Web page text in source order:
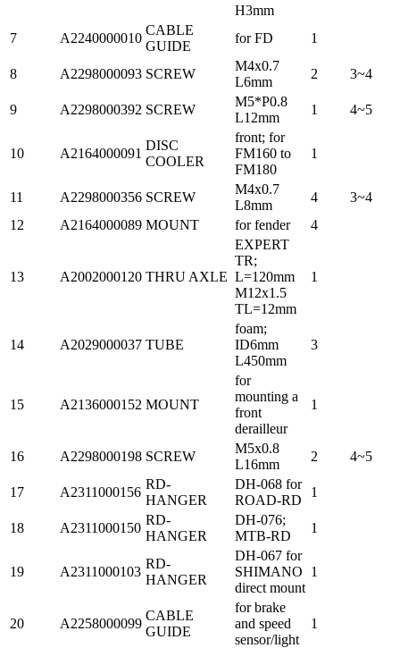
H3mm
7 A2240000010
CABLE
GUIDE
for FD 1
8 A2298000093 SCREW
M4x0.7
L6mm
2 3~4
9 A2298000392 SCREW
M5*P0.8
L12mm
1 4~5
10 A2164000091
DISC
COOLER
front; for
FM160 to
FM180
1
11 A2298000356 SCREW
M4x0.7
L8mm
4
3~4
12
A2164000089 MOUNT for fender 4
13 A2002000120 THRU AXLE
EXPERT
TR;
L=120mm
M12x1.5
TL=12mm
1
14 A2029000037 TUBE
foam;
ID6mm
L450mm
3
15 A2136000152 MOUNT
for
mounting a
front
derailleur
1
16 A2298000198 SCREW
M5x0.8
L16mm
2 4~5
17 A2311000156
RD-
HANGER
DH-068 for
ROAD-RD
1
18 A2311000150
RD-
HANGER
DH-076;
MTB-RD
1
19 A2311000103
RD-
HANGER
DH-067 for
SHIMANO
direct mount
1
20 A2258000099
CABLE
GUIDE
for brake
and speed
sensor/light
1